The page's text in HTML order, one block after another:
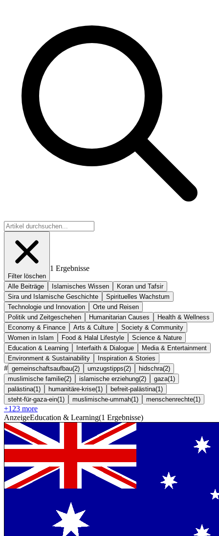
Filter löschen
1 Ergebnisse
Alle Beiträge Islamisches Wissen
Koran und Tafsir
Sira und Islamische Geschichte
Spirituelles Wachstum
Technologie und Innovation
Orte und Reisen
Politik und Zeitgeschehen
Humanitarian Causes
Health & Wellness
Economy & Finance
Arts & Culture
Society & Community
Women in Islam
Food & Halal Lifestyle
Science & Nature
Education & Learning
Interfaith & Dialogue
Media & Entertainment
Environment & Sustainability
Inspiration & Stories
# gemeinschaftsaufbau(2) umzugstipps(2) hidschra(2)
muslimische familie(2) islamische erziehung(2) gaza(1 )
palästina(1 ) humanitäre-krise(1 ) befreit-palästina(1 )
steht-für-gaza-ein(1 ) muslimische-ummah(1 ) menschenrechte(1 )
+123 more
AnzeigeEducation & Learning(1 Ergebnisse)